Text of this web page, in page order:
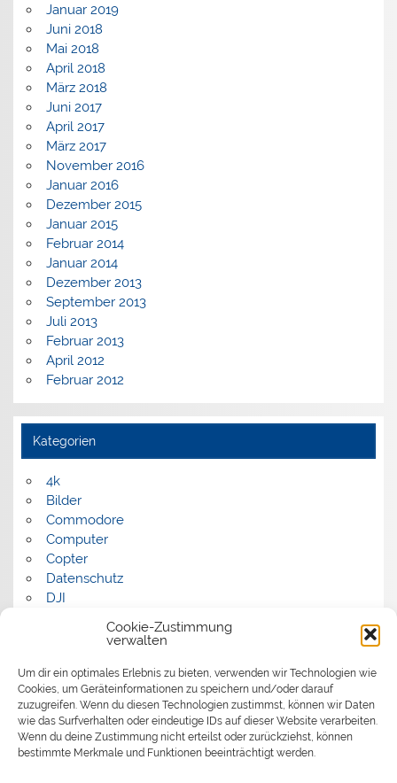
Cookie-Zustimmung
verwalten
Um dir ein optimales Erlebnis zu bieten, verwenden wir Technologien wie
Cookies, um Geräteinformationen zu speichern und/oder darauf
zuzugreifen. Wenn du diesen Technologien zustimmst, können wir Daten
wie das Surfverhalten oder eindeutige IDs auf dieser Website verarbeiten.
Wenn du deine Zustimmung nicht erteilst oder zurückziehst, können
bestimmte Merkmale und Funktionen beeinträchtigt werden.
Januar 2019
Juni 2018
Mai 2018
April 2018
März 2018
Juni 2017
April 2017
März 2017
November 2016
Januar 2016
Dezember 2015
Januar 2015
Februar 2014
Januar 2014
Dezember 2013
September 2013
Juli 2013
Februar 2013
April 2012
Februar 2012
Kategorien
4k
Bilder
Commodore
Computer
Copter
Datenschutz
DJI
Panorama
Politik
Retrocomputer
Uncategorized
Video